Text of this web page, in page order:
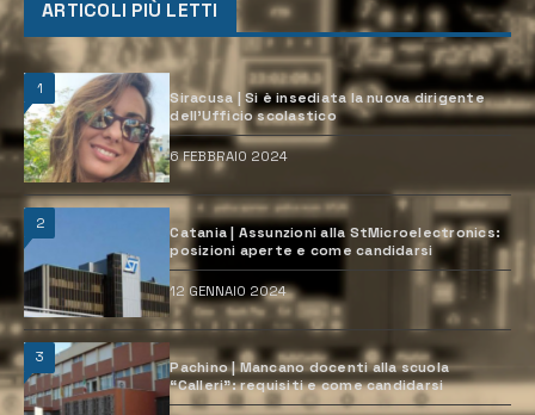
ARTICOLI PIÙ LETTI
1
Siracusa | Si è insediata la nuova dirigente
dell’Ufficio scolastico
6 FEBBRAIO 2024
2
Catania | Assunzioni alla StMicroelectronics:
posizioni aperte e come candidarsi
12 GENNAIO 2024
3
Pachino | Mancano docenti alla scuola
“Calleri”: requisiti e come candidarsi